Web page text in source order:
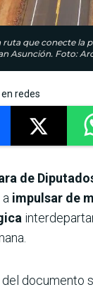
que conecte la
Asunción. Foto:
redes
de
a impulsar de
documento